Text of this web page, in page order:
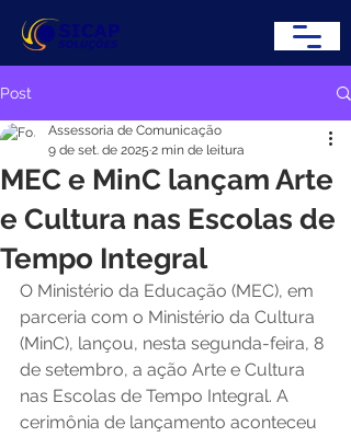
Post
MEC e MinC lançam Arte
e Cultura nas Escolas de
Tempo Integral
Assessoria de Comunicação
9 de set. de 2025 2 min de leitura
O Ministério da Educação (MEC), em
parceria com o Ministério da Cultura
(MinC), lançou, nesta segunda-feira, 8
de setembro, a ação Arte e Cultura
nas Escolas de Tempo Integral. A
cerimônia de lançamento aconteceu